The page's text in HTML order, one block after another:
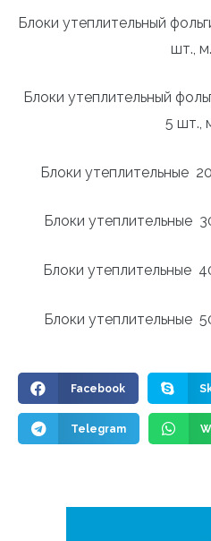
Блоки утеплительный
шт.,
Блоки утеплительный
5 шт.,
Блоки утеплительные
Блоки утеплительные
Блоки утеплительные
Блоки утеплительные
Facebook
Telegram